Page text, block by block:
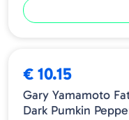
€ 10.15
Gary Yamamoto
Dark Pumkin